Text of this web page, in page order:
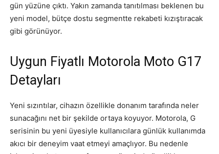
gün yüzüne çıktı. Yakın zamanda tanıtılması beklenen bu
yeni model, bütçe dostu segmentte rekabeti kızıştıracak
gibi görünüyor.
Uygun Fiyatlı Motorola Moto G17
Detayları
Yeni sızıntılar, cihazın özellikle donanım tarafında neler
sunacağını net bir şekilde ortaya koyuyor. Motorola, G
serisinin bu yeni üyesiyle kullanıcılara günlük kullanımda
akıcı bir deneyim vaat etmeyi amaçlıyor. Bu nedenle